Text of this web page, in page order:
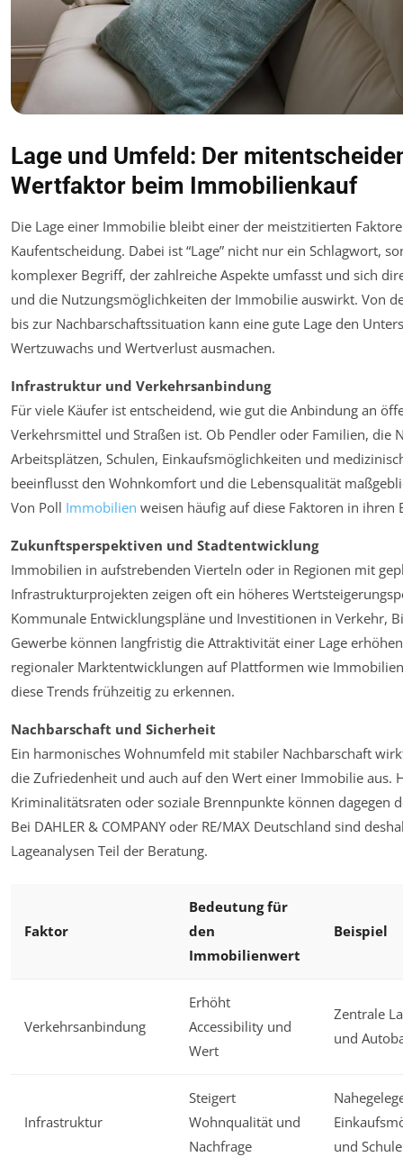
Lage und Umfeld: Der
Wertfaktor beim Immobilienkauf
Die Lage einer Immobilie bleibt einer der meistzitierten
Kaufentscheidung. Dabei ist “Lage” nicht nur ein Schlagwort,
komplexer Begriff, der zahlreiche Aspekte umfasst und sich
und die Nutzungsmöglichkeiten der Immobilie auswirkt. Von
bis zur Nachbarschaftssituation kann eine gute Lage den
Wertzuwachs und Wertverlust ausmachen.
Infrastruktur und Verkehrsanbindung
Für viele Käufer ist entscheidend, wie gut die Anbindung an
Verkehrsmittel und Straßen ist. Ob Pendler oder Familien, die
Arbeitsplätzen, Schulen, Einkaufsmöglichkeiten und
beeinflusst den Wohnkomfort und die Lebensqualität
Von Poll Immobilien weisen häufig auf diese Faktoren in ihren
Zukunftsperspektiven und Stadtentwicklung
Immobilien in aufstrebenden Vierteln oder in Regionen mit
Infrastrukturprojekten zeigen oft ein höheres
Kommunale Entwicklungspläne und Investitionen in Verkehr,
Gewerbe können langfristig die Attraktivität einer Lage
regionaler Marktentwicklungen auf Plattformen wie
diese Trends frühzeitig zu erkennen.
Nachbarschaft und Sicherheit
Ein harmonisches Wohnumfeld mit stabiler Nachbarschaft
die Zufriedenheit und auch auf den Wert einer Immobilie aus.
Kriminalitätsraten oder soziale Brennpunkte können dagegen
Bei DAHLER & COMPANY oder RE/MAX Deutschland sind
Lageanalysen Teil der Beratung.
Faktor
Bedeutung für
den
Immobilienwert
Beispiel
Verkehrsanbindung
Erhöht
Accessibility und
Wert
Zentrale
und
Infrastruktur
Steigert
Wohnqualität und
Nachfrage
und